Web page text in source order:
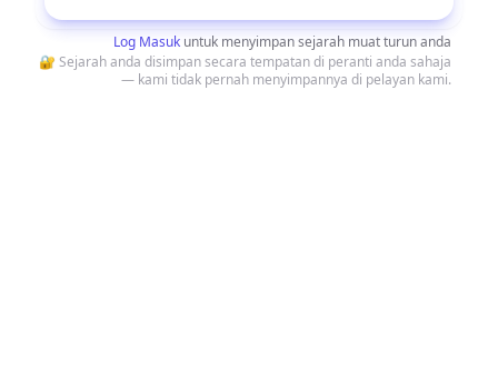
Log Masuk untuk menyimpan sejarah muat turun anda
🔐 Sejarah anda disimpan secara tempatan di peranti anda sahaja
— kami tidak pernah menyimpannya di pelayan kami.